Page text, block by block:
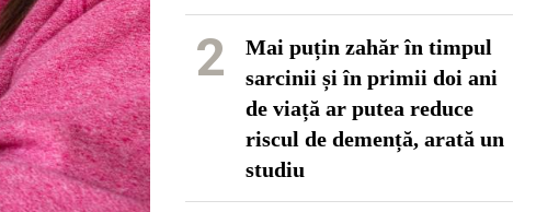
2
Mai puțin zahăr în timpul
sarcinii și în primii doi ani
de viață ar putea reduce
riscul de demență, arată un
studiu